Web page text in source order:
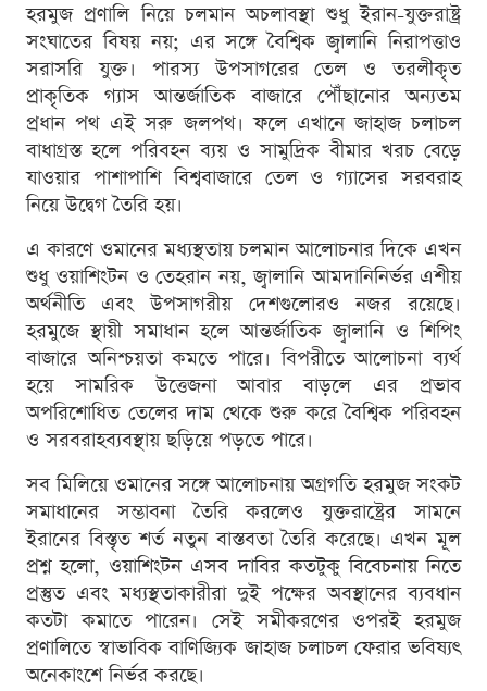
হরমুজ প্রণালি নিয়ে চলমান অচলাবস্থা শুধু ইরান-যুক্তরাষ্ট্র
সংঘাতের বিষয় নয়; এর সঙ্গে বৈশ্বিক জ্বালানি নিরাপত্তাও
সরাসরি যুক্ত। পারস্য উপসাগরের তেল ও তরলীকৃত
প্রাকৃতিক গ্যাস আন্তর্জাতিক বাজারে পৌঁছানোর অন্যতম
প্রধান পথ এই সরু জলপথ। ফলে এখানে জাহাজ চলাচল
বাধাগ্রস্ত হলে পরিবহন ব্যয় ও সামুদ্রিক বীমার খরচ বেড়ে
যাওয়ার পাশাপাশি বিশ্ববাজারে তেল ও গ্যাসের সরবরাহ
নিয়ে উদ্বেগ তৈরি হয়।
এ কারণে ওমানের মধ্যস্থতায় চলমান আলোচনার দিকে এখন
শুধু ওয়াশিংটন ও তেহরান নয়, জ্বালানি আমদানিনির্ভর এশীয়
অর্থনীতি এবং উপসাগরীয় দেশগুলোরও নজর রয়েছে।
হরমুজে স্থায়ী সমাধান হলে আন্তর্জাতিক জ্বালানি ও শিপিং
বাজারে অনিশ্চয়তা কমতে পারে। বিপরীতে আলোচনা ব্যর্থ
হয়ে সামরিক উত্তেজনা আবার বাড়লে এর প্রভাব
অপরিশোধিত তেলের দাম থেকে শুরু করে বৈশ্বিক পরিবহন
ও সরবরাহব্যবস্থায় ছড়িয়ে পড়তে পারে।
সব মিলিয়ে ওমানের সঙ্গে আলোচনায় অগ্রগতি হরমুজ সংকট
সমাধানের সম্ভাবনা তৈরি করলেও যুক্তরাষ্ট্রের সামনে
ইরানের বিস্তৃত শর্ত নতুন বাস্তবতা তৈরি করেছে। এখন মূল
প্রশ্ন হলো, ওয়াশিংটন এসব দাবির কতটুকু বিবেচনায় নিতে
প্রস্তুত এবং মধ্যস্থতাকারীরা দুই পক্ষের অবস্থানের ব্যবধান
কতটা কমাতে পারেন। সেই সমীকরণের ওপরই হরমুজ
প্রণালিতে স্বাভাবিক বাণিজ্যিক জাহাজ চলাচল ফেরার ভবিষ্যৎ
অনেকাংশে নির্ভর করছে।